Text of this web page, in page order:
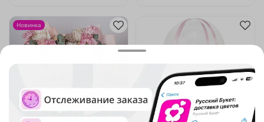
Новинка